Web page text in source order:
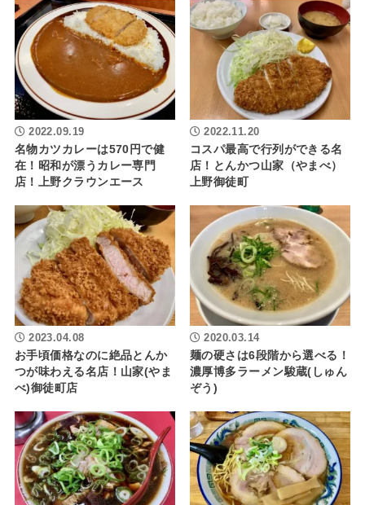
2022.09.19
名物カツカレーは570円で健
在！昭和が漂うカレー専門
店！上野クラウンエース
2022.11.20
コスパ最高で行列ができる名
店！とんかつ山家（やまべ）
上野御徒町
2023.04.08
お手頃価格なのに絶品とんか
つが味わえる名店！山家(やま
べ)御徒町店
2020.03.14
麺の硬さは6段階から選べる！
濃厚博多ラーメン駿蔵(しゅん
ぞう)